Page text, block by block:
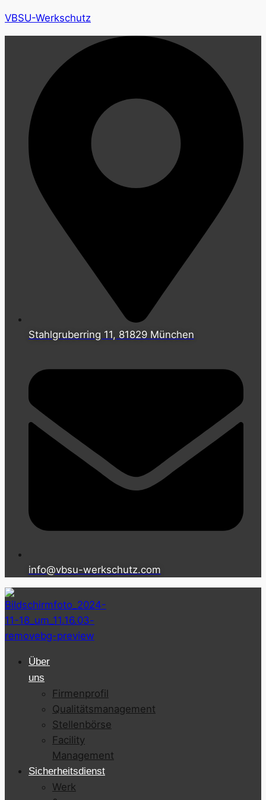
VBSU-Werkschutz
Stahlgruberring 11, 81829 München
info@vbsu-werkschutz.com
Über
uns
Firmenprofil
Qualitätsmanagement
Stellenbörse
Facility
Management
Sicherheitsdienst
Werk